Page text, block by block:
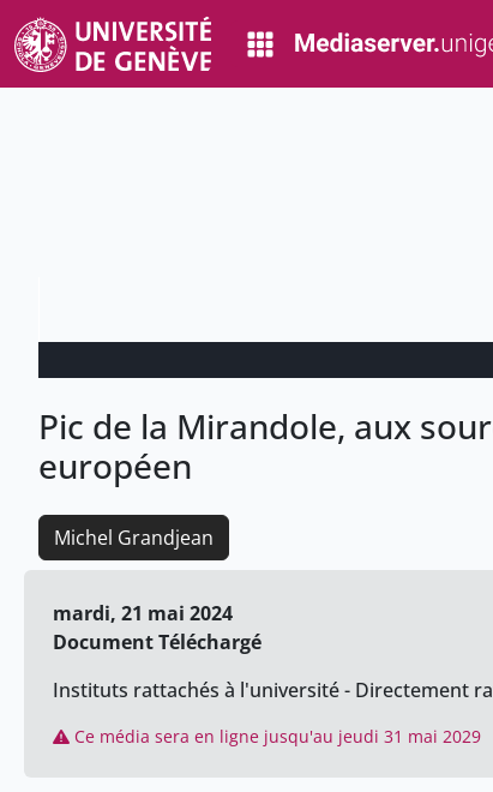
Pic de la Mirandole, aux
européen
Michel Grandjean
mardi, 21 mai 2024
Document Téléchargé
Instituts rattachés à l'université - Directement
Ce média sera en ligne jusqu'au jeudi 31 mai 2029